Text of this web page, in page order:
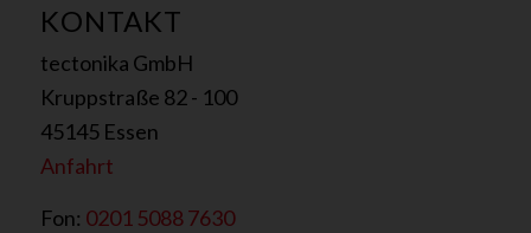
KONTAKT
tectonika GmbH
Kruppstraße 82 - 100
45145 Essen
Anfahrt
Fon: 0201 5088 7630